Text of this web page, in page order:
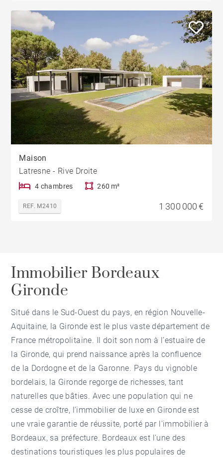
Maison
Latresne - Rive Droite
4 chambres 260 m²
REF. M2410 1 300 000 €
Immobilier Bordeaux
Gironde
Situé dans le Sud-Ouest du pays, en région Nouvelle-
Aquitaine, la Gironde est le plus vaste département de
France métropolitaine. Il doit son nom à l’estuaire de
la Gironde, qui prend naissance après la confluence
de la Dordogne et de la Garonne. Pays du vignoble
bordelais, la Gironde regorge de richesses, tant
naturelles que bâties. Avec une population qui ne
cesse de croître, l’immobilier de luxe en Gironde est
une vraie garantie de réussite, porté par l'immobilier à
Bordeaux, sa préfecture. Bordeaux est l'une des
destinations touristiques les plus populaires de